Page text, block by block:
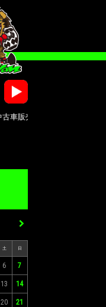
広島市南区大州｜Bike shop
土 日
6 7
13 14
20 21